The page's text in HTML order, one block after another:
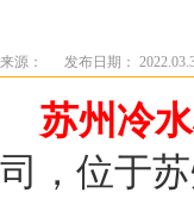
来源： 发布日期：
苏州冷
司，位于